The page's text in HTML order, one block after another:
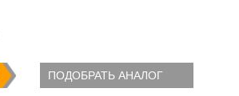
ПОДОБРАТЬ АНАЛОГ